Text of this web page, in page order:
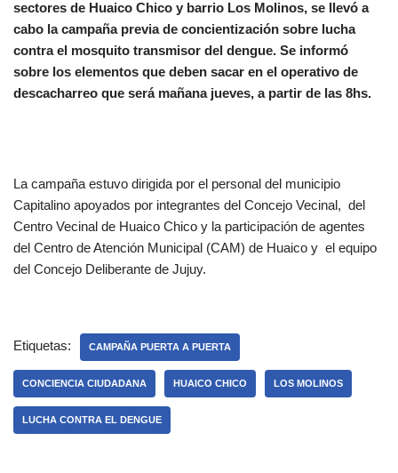
sectores de Huaico Chico y barrio Los Molinos, se llevó a
cabo la campaña previa de concientización sobre lucha
contra el mosquito transmisor del dengue. Se informó
sobre los elementos que deben sacar en el operativo de
descacharreo que será mañana jueves, a partir de las 8hs.
La campaña estuvo dirigida por el personal del municipio
Capitalino apoyados por integrantes del Concejo Vecinal, del
Centro Vecinal de Huaico Chico y la participación de agentes
del Centro de Atención Municipal (CAM) de Huaico y el equipo
del Concejo Deliberante de Jujuy.
Etiquetas: CAMPAÑA PUERTA A PUERTA
CONCIENCIA CIUDADANA HUAICO CHICO LOS MOLINOS
LUCHA CONTRA EL DENGUE